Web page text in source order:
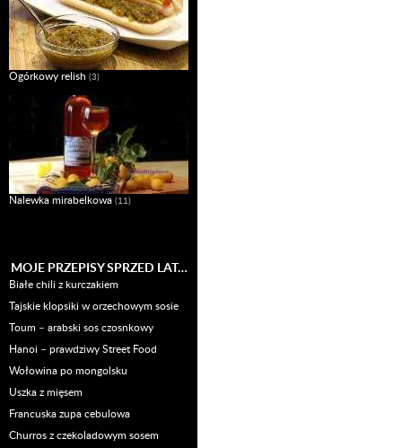
Ogórkowy relish (3)
Nalewka mirabelkowa (11)
MOJE PRZEPISY SPRZED LAT…
Białe chili z kurczakiem
Tajskie klopsiki w orzechowym sosie
Toum – arabski sos czosnkowy
Hanoi – prawdziwy Street Food
Wołowina po mongolsku
Uszka z mięsem
Francuska zupa cebulowa
Churros z czekoladowym sosem